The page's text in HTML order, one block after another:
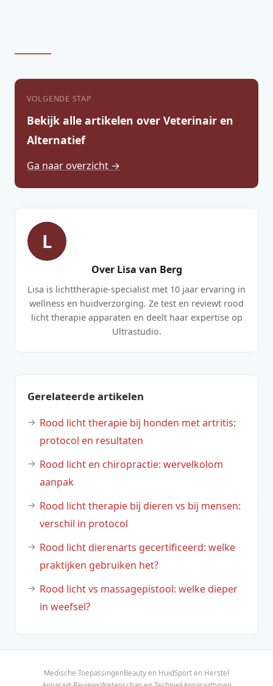
VOLGENDE STAP
Bekijk alle artikelen over Veterinair en
Alternatief
Ga naar overzicht →
L
Over Lisa van Berg
Lisa is lichttherapie-specialist met 10 jaar ervaring in
wellness en huidverzorging. Ze test en reviewt rood
licht therapie apparaten en deelt haar expertise op
Ultrastudio.
Gerelateerde artikelen
Rood licht therapie bij honden met artritis:
protocol en resultaten
Rood licht en chiropractie: wervelkolom
aanpak
Rood licht therapie bij dieren vs bij mensen:
verschil in protocol
Rood licht dierenarts gecertificeerd: welke
praktijken gebruiken het?
Rood licht vs massagepistool: welke dieper
in weefsel?
Medische ToepassingenBeauty en HuidSport en Herstel